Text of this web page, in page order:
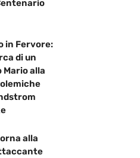
in Fervore:
di un
alla
alla